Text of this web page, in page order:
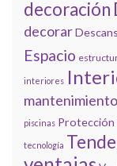
decoración
decorar
Espacio
interiores
mantenimiento
piscinas Protección
tecnología